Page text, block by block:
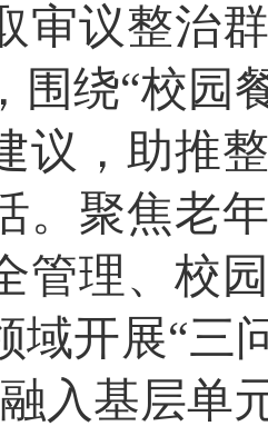
审议整治
围绕“校园
议， 助推
。聚焦老
管理、校
域开展“三
入基层单